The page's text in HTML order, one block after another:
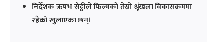
निर्देशक ऋषभ सेट्ठीले फिल्मको तेस्रो श्रृंखला विकासक्रममा
रहेको खुलाएका छन्।